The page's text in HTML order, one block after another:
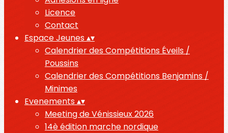
Licence
Contact
Espace Jeunes▴▾
Calendrier des Compétitions Éveils /
Poussins
Calendrier des Compétitions Benjamins /
Minimes
Evenements▴▾
Meeting de Vénissieux 2026
14è édition marche nordique